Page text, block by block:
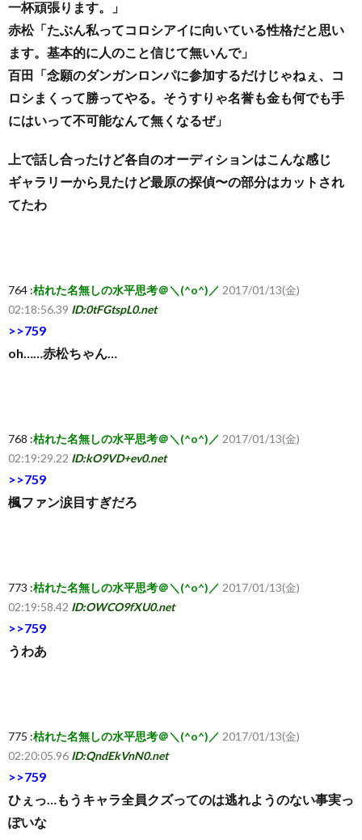
相
RSS
一杯頑張ります。」
赤松「たぶん私ってコロシアイに向いている性格だと思い
ます。基本的に人のこと信じて無いんで」
百田「念願のダンガンロンパに参加するだけじゃねぇ、コ
ロシまくって勝ってやる。そうすりゃ名誉も金も何でも手
にはいって不可能なんて無くなるぜ」
上で話し合ったけど各自のオーディションはこんな感じ
ギャラリーから見たけど最原の探偵〜の部分はカットされ
てたわ
764 :枯れた名無しの水平思考＠＼(^o^)／ 2017/01/13(金)
02:18:56.39 ID:0tFGtspL0.net
>>759
oh……赤松ちゃん…
768 :枯れた名無しの水平思考＠＼(^o^)／ 2017/01/13(金)
02:19:29.22 ID:kO9VD+ev0.net
>>759
楓ファン涙目すぎだろ
773 :枯れた名無しの水平思考＠＼(^o^)／ 2017/01/13(金)
02:19:58.42 ID:OWCO9fXU0.net
>>759
うわあ
775 :枯れた名無しの水平思考＠＼(^o^)／ 2017/01/13(金)
02:20:05.96 ID:QndEkVnN0.net
>>759
ひぇっ…もうキャラ全員クズってのは逃れようのない事実っ
ぽいな